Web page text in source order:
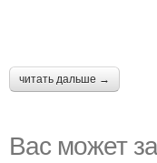
читать дальше →
Вас может